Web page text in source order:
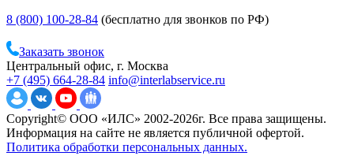
8 (800) 100-28-84 (бесплатно для звонков по РФ)
Заказать звонок
Центральный офис, г. Москва
+7 (495) 664-28-84 info@interlabservice.ru
Copyright© ООО «ИЛС» 2002-2026г. Все права защищены.
Информация на сайте не является публичной офертой.
Политика обработки персональных данных.